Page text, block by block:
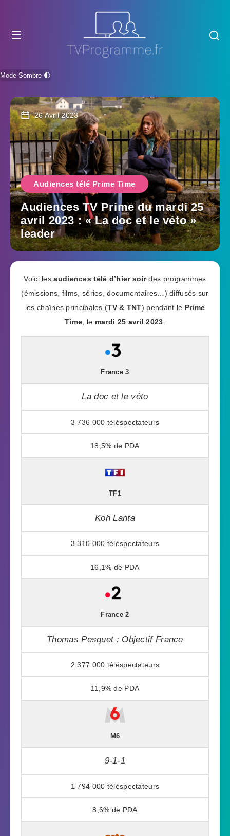
Mode Sombre 🌓
26 Avril 2023
Audiences télé Prime Time
Audiences TV Prime du mardi 25
avril 2023 : « La doc et le véto »
leader
Voici lesaudiences télé d’hier soirdes programmes
(émissions, films, séries, documentaires…) diffusés sur
les chaînes principales (TV & TNT) pendant le Prime
Time , le mardi 25 avril 2023
France 3
La doc et le véto
3 736 000
18,5%
TF1
Koh Lanta
3 310 000
16,1%
France 2
Thomas Pesquet : Objectif France
2 377 000
11,9%
M6
9-1-1
1 794 000
8,6%